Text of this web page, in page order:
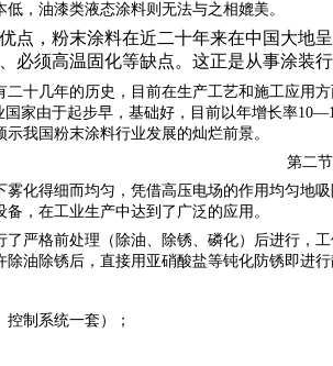
，油漆类液态涂料则无法与之相媲美。
点，粉末涂料在近二十年来在中国大地
必须高温固化等缺点。这正是从事涂装
十几年的历史，目前在生产工艺和施工应用
家由于起步早，基础好，目前以年增长率
我国粉末涂料行业发展的灿烂前景。
第二
化得细而均匀，凭借高压电场的作用均匀地
，在工业生产中达到了广泛的应用。
严格前处理（除油、除锈、磷化）后进行，
油除锈后，直接用亚硝酸盐等钝化防锈即进
制系统一套）；